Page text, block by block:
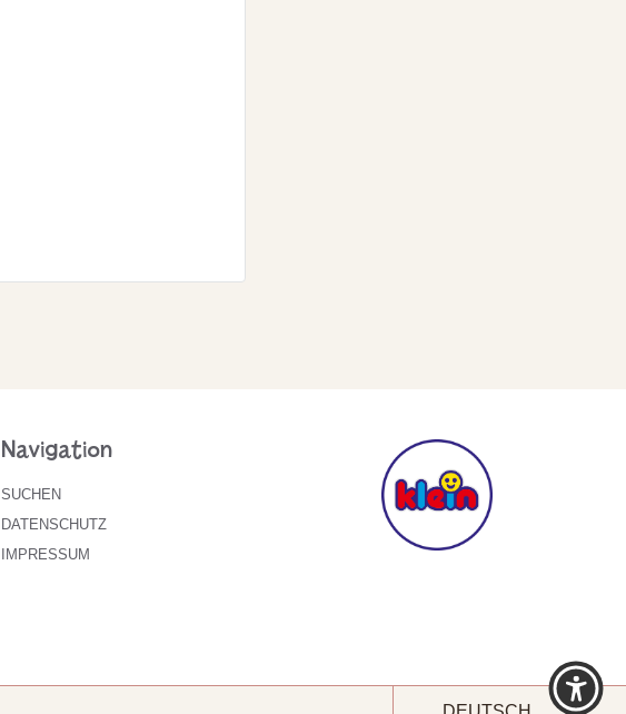
Navigation
SUCHEN
DATENSCHUTZ
IMPRESSUM